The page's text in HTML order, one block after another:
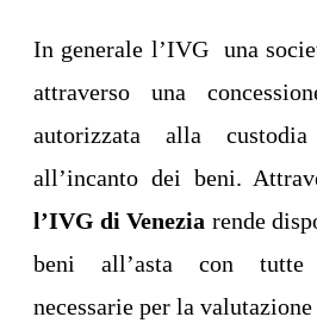
In generale l’IVG una
attraverso una
autorizzata alla
all’incanto dei beni.
l’IVG di Venezia rende
beni all’asta con
necessarie per la